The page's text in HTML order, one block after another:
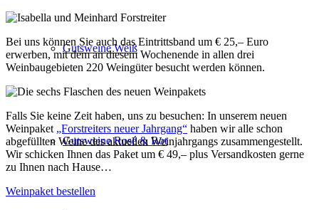
Gutsweine Weiß
Gutsweine Rosé & Rot
Bei uns können Sie auch das Eintrittsband um € 25,– Euro
erwerben, mit dem an diesem Wochenende in allen drei
Weinbaugebieten 220 Weingüter besucht werden können.
Falls Sie keine Zeit haben, uns zu besuchen: In unserem neuen
Weinpaket „Forstreiters neuer Jahrgang“ haben wir alle schon
abgefüllten Weine des aktuellen Weinjahrgangs zusammengestellt.
Wir schicken Ihnen das Paket um € 49,– plus Versandkosten gerne
zu Ihnen nach Hause…
Weinpaket bestellen